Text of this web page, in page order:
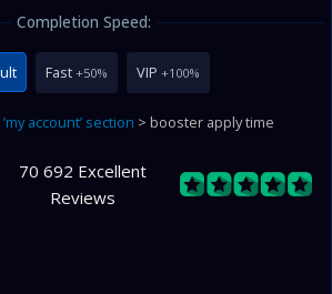
Completion Speed:
Fast+50% VIP +100%
’my account’ section > booster apply time
70 692 Excellent
Reviews